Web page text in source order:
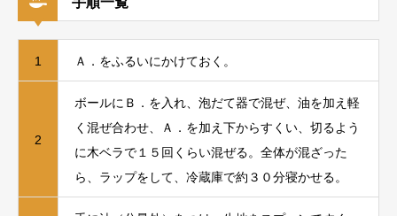
1 Ａ．をふるいにかけておく。
2
ボールにＢ．を入れ、泡だて器で混ぜ、油を加え軽
く混ぜ合わせ、Ａ．を加え下からすくい、切るよう
に木ベラで１５回くらい混ぜる。全体が混ざった
ら、ラップをして、冷蔵庫で約３０分寝かせる。